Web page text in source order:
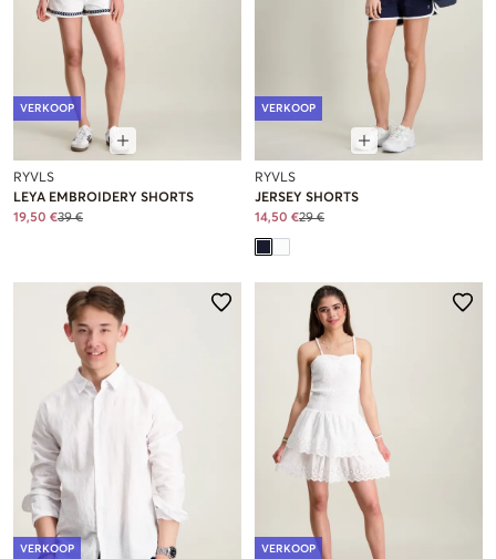
VERKOOP
RYVLS
LEYA EMBROIDERY SHORTS
19,50 €39 €
VERKOOP
RYVLS
JERSEY SHORTS
14,50 €29 €
VERKOOP VERKOOP